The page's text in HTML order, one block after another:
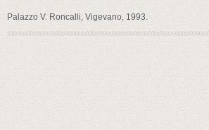
Palazzo V. Roncalli, Vigevano, 1993.